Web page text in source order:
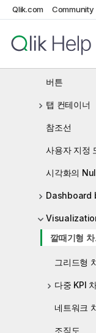
Qlik.com Community
텍스트 및 이
트리 맵
버튼
탭 컨테이너
참조선
사용자 지정
시각화의
Dashboard
깔때기형
그리드형
다중 KPI
네트워크
조직도